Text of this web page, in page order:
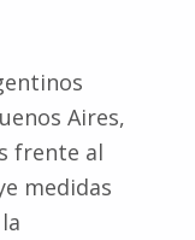
Aires,
frente al
medidas